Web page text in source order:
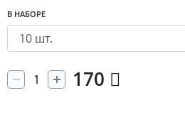
В НАБОРЕ
170